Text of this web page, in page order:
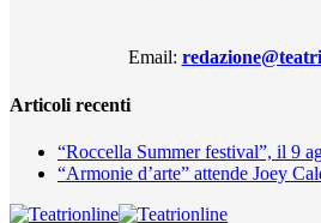
Email:
Articoli recenti
“Roccella Summer festival”, il 9
“Armonie d’arte” attende Joey